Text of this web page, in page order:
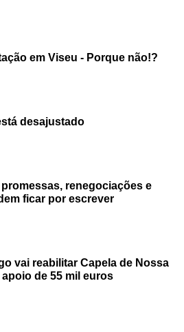
em Viseu - Porque não!?
desajustado
renegociações e
ficar por escrever
vai reabilitar Capela de Nossa
de 55 mil euros